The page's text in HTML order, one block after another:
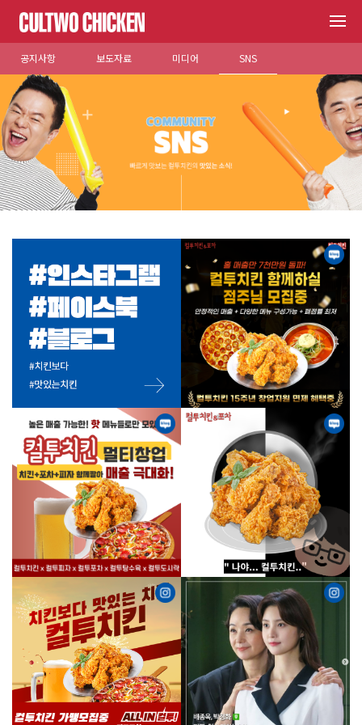
공지사항 보도자료 미디어 SNS